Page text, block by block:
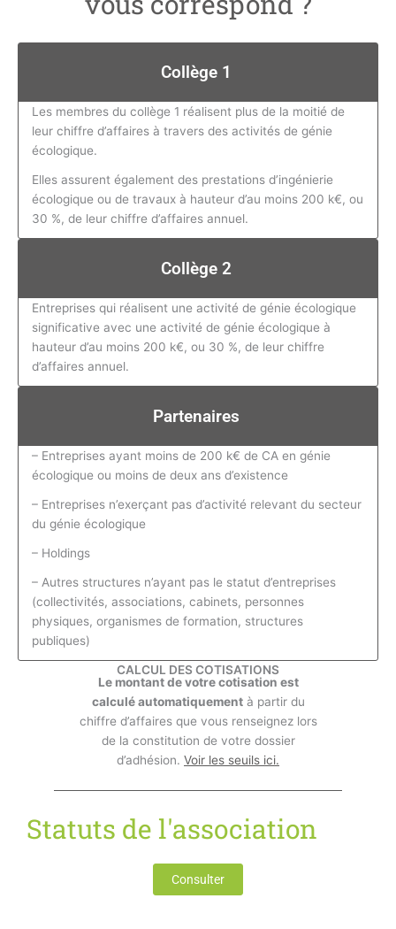
Collège 1
Les membres du collège 1 réalisent plus de la moitié de
leur chiffre d’affaires à travers des activités de génie
écologique.
Elles assurent également des prestations d’ingénierie
écologique ou de travaux à hauteur d’au moins 200 k€, ou
30 %, de leur chiffre d’affaires annuel.
Collège 2
Entreprises qui réalisent une activité de génie écologique
significative avec une activité de génie écologique à
hauteur d’au moins 200 k€, ou 30 %, de leur chiffre
d’affaires annuel.
Partenaires
– Entreprises ayant moins de 200 k€ de CA en génie
écologique ou moins de deux ans d’existence
– Entreprises n’exerçant pas d’activité relevant du secteur
du génie écologique
– Holdings
– Autres structures n’ayant pas le statut d’entreprises
(collectivités, associations, cabinets, personnes
physiques, organismes de formation, structures
publiques)
CALCUL DES COTISATIONS
Le montant de votre cotisation est
calculé automatiquementà partir du
chiffre d’affaires que vous renseignez lors
de la constitution de votre dossier
d’adhésion. Voir les seuils ici.
Statuts de l'association
Consulter